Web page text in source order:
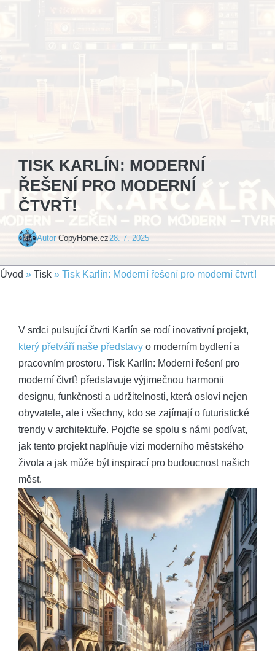
TISK KARLÍN: MODERNÍ
ŘEŠENÍ PRO MODERNÍ
ČTVRŤ!
Autor CopyHome.cz 28. 7. 2025
Úvod » Tisk » Tisk Karlín: Moderní řešení pro moderní čtvrť!
V srdci pulsující čtvrti Karlín se rodí inovativní projekt,
který přetváří naše představy o moderním bydlení a
pracovním prostoru. Tisk Karlín: Moderní řešení pro
moderní čtvrť! představuje výjimečnou harmonii
designu, funkčnosti a udržitelnosti, která osloví nejen
obyvatele, ale i všechny, kdo se zajímají o futuristické
trendy v architektuře. Pojďte se spolu s námi podívat,
jak tento projekt naplňuje vizi moderního městského
života a jak může být inspirací pro budoucnost našich
měst.